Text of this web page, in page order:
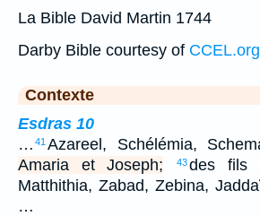
La Bible David Martin 1744
Darby Bible courtesy of CCEL.org
Contexte
Esdras 10
… 41 Azareel, Schélémia,
Amaria et Joseph;
43des fils
Matthithia, Zabad, Zebina,
…